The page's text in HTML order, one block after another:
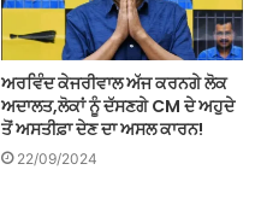
ਅਰਵਿੰਦ ਕੇਜਰੀਵਾਲ ਅੱਜ ਕਰਨਗੇ ਲੋਕ
ਅਦਾਲਤ,ਲੋਕਾਂ ਨੂੰ ਦੱਸਣਗੇ CM ਦੇ ਅਹੁਦੇ
ਤੋਂ ਅਸਤੀਫ਼ਾ ਦੇਣ ਦਾ ਅਸਲ ਕਾਰਨ!
22/09/2024